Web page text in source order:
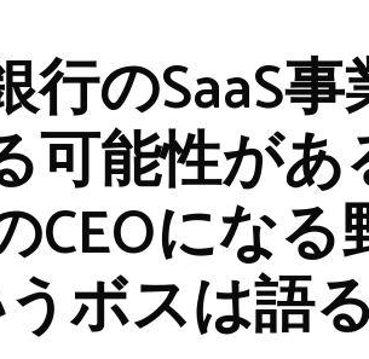
のSaaS
可能性が
CEOにな
ボスは語る